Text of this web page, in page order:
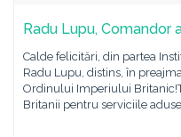
Radu Lupu, Comandor
Calde felicitări, din partea
Radu Lupu, distins, în
Ordinului Imperiului
Britanii pentru serviciile